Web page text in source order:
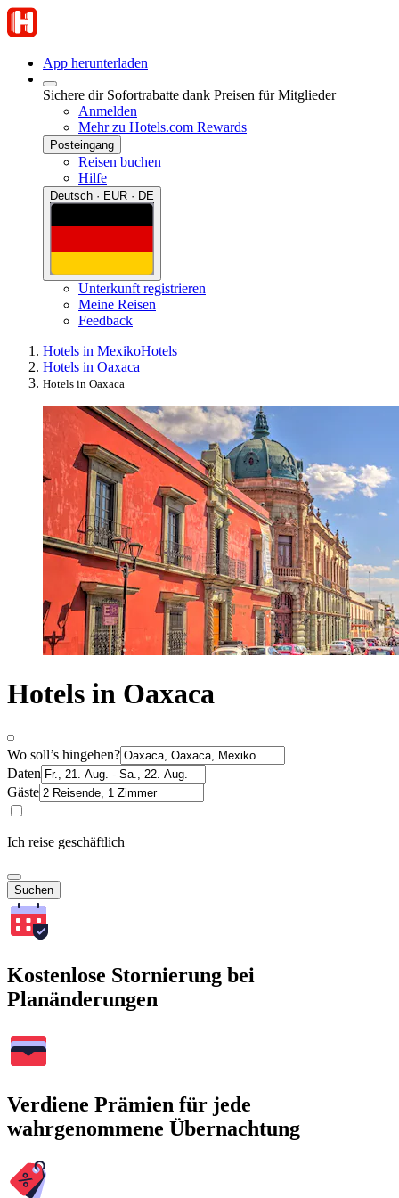
App herunterladen
Sichere dir Sofortrabatte dank Preisen für Mitglieder
Anmelden
Mehr zu Hotels.com Rewards
Posteingang
Reisen buchen
Hilfe
Deutsch · EUR · DE
Unterkunft registrieren
Meine Reisen
Feedback
Hotels in MexikoHotels
Hotels in Oaxaca
Hotels in Oaxaca
Hotels in Oaxaca
Wo soll’s hingehen?
Daten
Gäste
Ich reise geschäftlich
Suchen
Kostenlose Stornierung bei
Planänderungen
Verdiene Prämien für jede
wahrgenommene Übernachtung